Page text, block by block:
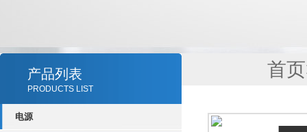
产品列表
PRODUCTS LIST
电源
首页